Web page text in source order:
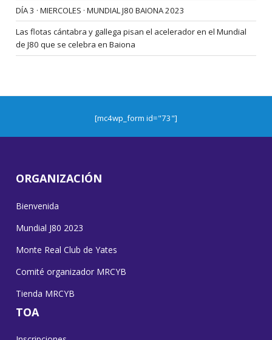
DÍA 3 · MIERCOLES · MUNDIAL J80 BAIONA 2023
Las flotas cántabra y gallega pisan el acelerador en el Mundial
de J80 que se celebra en Baiona
[mc4wp_form id="73"]
ORGANIZACIÓN
Bienvenida
Mundial J80 2023
Monte Real Club de Yates
Comité organizador MRCYB
Tienda MRCYB
TOA